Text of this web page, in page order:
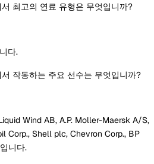
최고의 연료 유형은 무엇입니까?
다.
작동하는 주요 선수는 무엇입니까?
Wind AB, A.P. Moller-Maersk A/S,
Corp., Shell plc, Chevron Corp., BP
니다.